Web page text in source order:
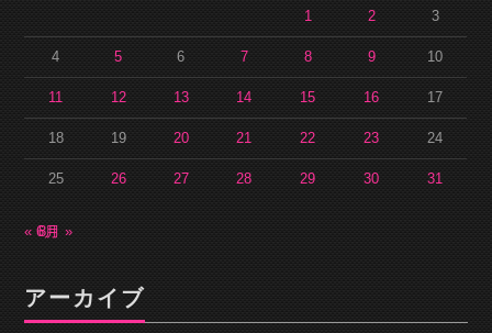
1 2 3
4 5 6 7 8 9 10
11 12 13 14 15 16 17
18 19 20 21 22 23 24
25 26 27 28 29 30 31
« 6月8月 »
アーカイブ